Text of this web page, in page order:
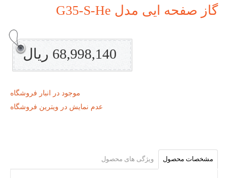
گاز صفحه ایی مدل G35-S-He
68,998,140 ریال
موجود در انبار فروشگاه
عدم نمایش در ویترین فروشگاه
مشخصات محصول ویژگی های محصول